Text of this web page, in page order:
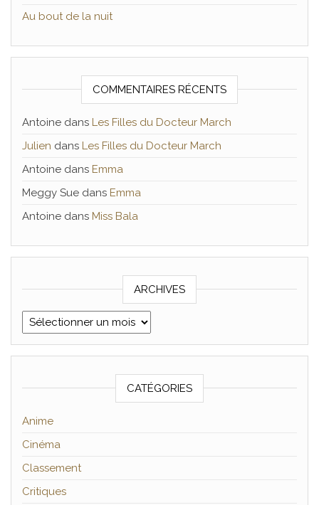
Au bout de la nuit
COMMENTAIRES RÉCENTS
Antoine dans Les Filles du Docteur March
Julien dans Les Filles du Docteur March
Antoine dans Emma
Meggy Sue dans Emma
Antoine dans Miss Bala
ARCHIVES
Archives
CATÉGORIES
Anime
Cinéma
Classement
Critiques